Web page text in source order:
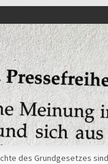
des Grundgesetzes